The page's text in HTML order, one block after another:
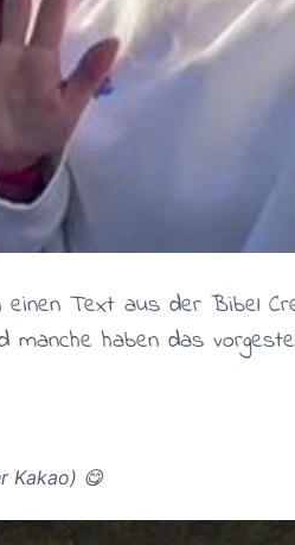
einen Text aus der Bibel
manche haben das
Kakao) 😋